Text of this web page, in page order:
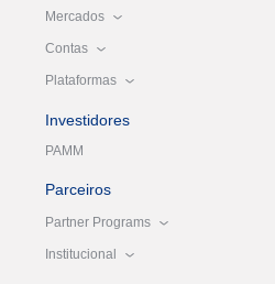
Mercados
Contas
Plataformas
Investidores
PAMM
Parceiros
Partner Programs
Institucional